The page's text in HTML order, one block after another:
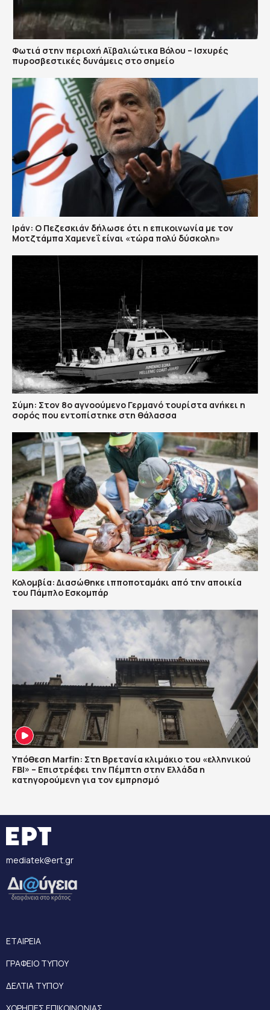
Φωτιά στην περιοχή Αϊβαλιώτικα Βόλου – Ισχυρές
πυροσβεστικές δυνάμεις στο σημείο
Ιράν: Ο Πεζεσκιάν δήλωσε ότι η επικοινωνία με τον
Μοτζτάμπα Χαμενεΐ είναι «τώρα πολύ δύσκολη»
Σύμη: Στον 8ο αγνοούμενο Γερμανό τουρίστα ανήκει η
σορός που εντοπίστηκε στη θάλασσα
Κολομβία: Διασώθηκε ιπποποταμάκι από την αποικία
του Πάμπλο Εσκομπάρ
Υπόθεση Marfin: Στη Βρετανία κλιμάκιο του «ελληνικού
FBI» – Επιστρέφει την Πέμπτη στην Ελλάδα η
κατηγορούμενη για τον εμπρησμό
mediatek@ert.gr
ΕΤΑΙΡΕΙΑ
ΓΡΑΦΕΙΟ ΤΥΠΟΥ
ΔΕΛΤΙΑ ΤΥΠΟΥ